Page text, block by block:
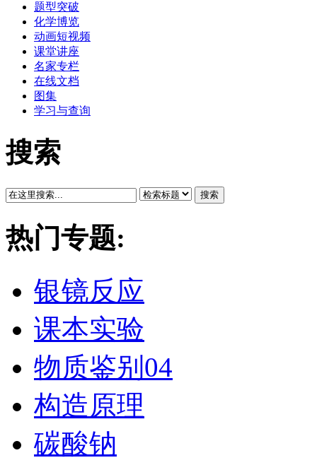
题型突破
化学博览
动画短视频
课堂讲座
名家专栏
在线文档
图集
学习与查询
搜索
搜索
热门专题:
银镜反应
课本实验
物质鉴别04
构造原理
碳酸钠